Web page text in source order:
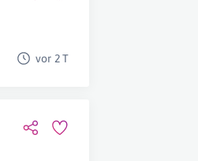
vor 2 T